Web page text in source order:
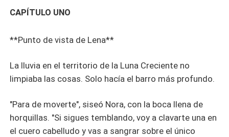
CAPÍTULO UNO
**Punto de vista de Lena**
La lluvia en el territorio de la Luna Creciente no
limpiaba las cosas. Solo hacía el barro más profundo.
"Para de moverte", siseó Nora, con la boca llena de
horquillas. "Si sigues temblando, voy a clavarte una en
el cuero cabelludo y vas a sangrar sobre el único